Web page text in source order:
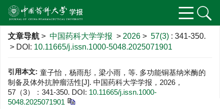
文章导航 > 中国药科大学学报 > 2026 > 57(3) : 341-350.
> DOI: 10.11665/j.issn.1000-5048.2025071901
引用本文: 童子怡，杨雨彤，梁小雨，等. 多功能铜基纳米酶的
制备及体外抗肿瘤活性[J]. 中国药科大学学报，2026，
57（3）：341-350. DOI: 10.11665/j.issn.1000-
5048.2025071901